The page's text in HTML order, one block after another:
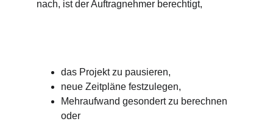
nach, ist der Auftragnehmer berechtigt,
das Projekt zu pausieren,
neue Zeitpläne festzulegen,
Mehraufwand gesondert zu berechnen
oder